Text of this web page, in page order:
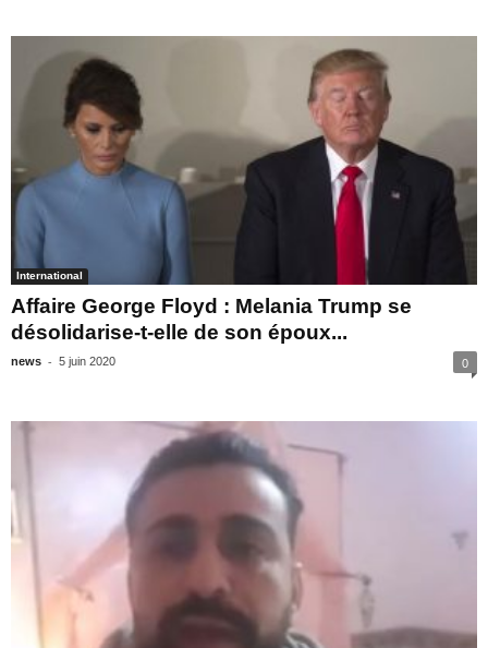
International
Affaire George Floyd : Melania Trump se
désolidarise-t-elle de son époux...
news - 5 juin 2020 0